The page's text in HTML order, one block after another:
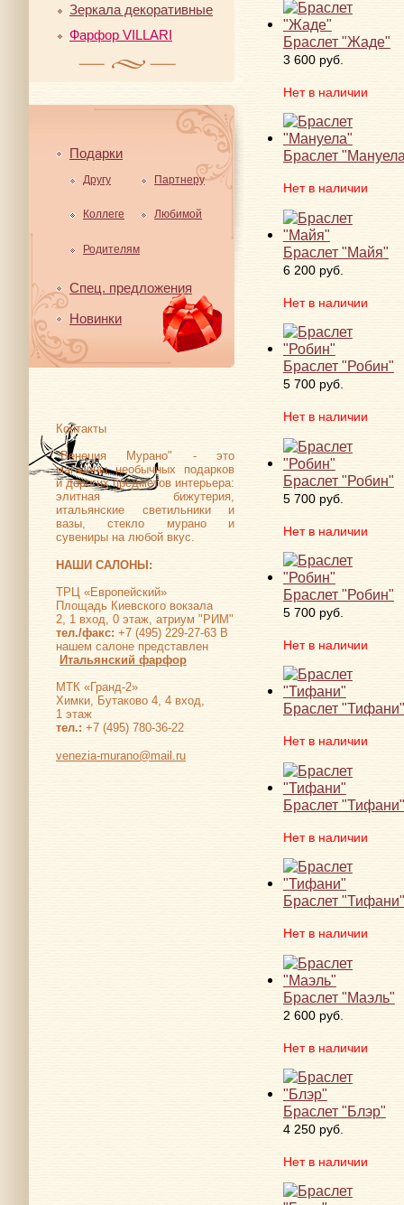
Зеркала декоративные
Фарфор VILLARI
Подарки
Другу Партнеру
Коллеге Любимой
Родителям
Спец. предложения
Новинки
Контакты
"Венеция Мурано" - это
магазины необычных подарков
и дорогих предметов интерьера:
элитная бижутерия,
итальянские светильники и
вазы, стекло мурано и
сувениры на любой вкус.
НАШИ САЛОНЫ:
ТРЦ «Европейский»
Площадь Киевского вокзала
2, 1 вход, 0 этаж, атриум "РИМ"
тел./факс: +7 (495) 229-27-63 В
нашем салоне представлен
Итальянский фарфор
МТК «Гранд-2»
Химки, Бутаково 4, 4 вход,
1 этаж
тел.: +7 (495) 780-36-22
venezia-murano@mail.ru
Браслет "Жаде"
3 600 руб.
Нет в наличии
Браслет
Нет в наличии
Браслет "Майя"
6 200 руб.
Нет в наличии
Браслет "Робин"
5 700 руб.
Нет в наличии
Браслет "Робин"
5 700 руб.
Нет в наличии
Браслет "Робин"
5 700 руб.
Нет в наличии
Браслет "Тифани"
Нет в наличии
Браслет "Тифани"
Нет в наличии
Браслет "Тифани"
Нет в наличии
Браслет "Маэль"
2 600 руб.
Нет в наличии
Браслет "Блэр"
4 250 руб.
Нет в наличии